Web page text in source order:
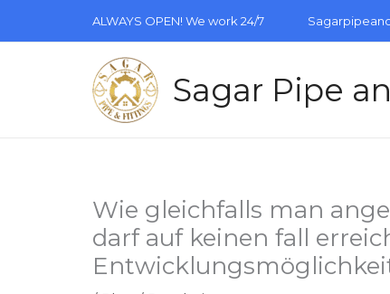
ALWAYS OPEN! We work 24/7
Sagar Pipe
Wie gleichfalls man
darf auf keinen fall